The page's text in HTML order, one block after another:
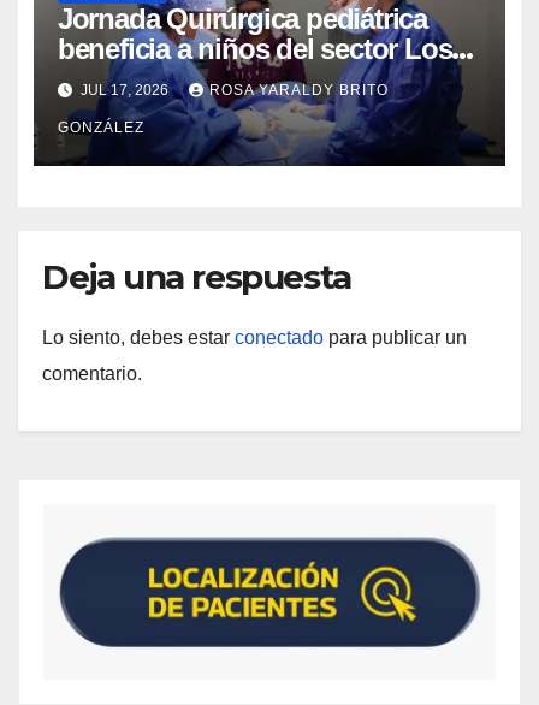
Jornada Quirúrgica pediátrica
beneficia a niños del sector Los
Curos
JUL 17, 2026 ROSA YARALDY BRITO
GONZÁLEZ
Deja una respuesta
Lo siento, debes estar conectado para publicar un
comentario.